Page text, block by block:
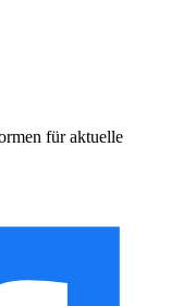
für aktuelle